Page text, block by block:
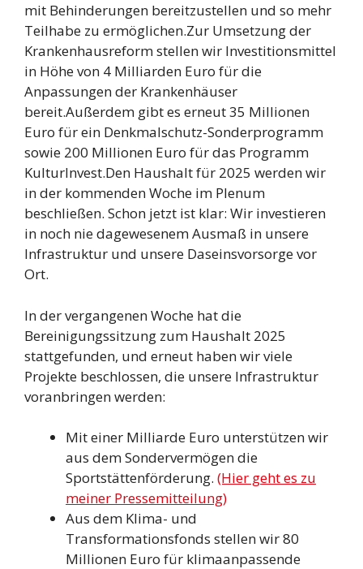
mit Behinderungen bereitzustellen und so mehr
Teilhabe zu ermöglichen.Zur Umsetzung der
Krankenhausreform stellen wir Investitionsmittel
in Höhe von 4 Milliarden Euro für die
Anpassungen der Krankenhäuser
bereit.Außerdem gibt es erneut 35 Millionen
Euro für ein Denkmalschutz-Sonderprogramm
sowie 200 Millionen Euro für das Programm
KulturInvest.Den Haushalt für 2025 werden wir
in der kommenden Woche im Plenum
beschließen. Schon jetzt ist klar: Wir investieren
in noch nie dagewesenem Ausmaß in unsere
Infrastruktur und unsere Daseinsvorsorge vor
Ort.
In der vergangenen Woche hat die
Bereinigungssitzung zum Haushalt 2025
stattgefunden, und erneut haben wir viele
Projekte beschlossen, die unsere Infrastruktur
voranbringen werden:
Mit einer Milliarde Euro unterstützen wir
aus dem Sondervermögen die
Sportstättenförderung. (Hier geht es zu
meiner Pressemitteilung)
Aus dem Klima- und
Transformationsfonds stellen wir 80
Millionen Euro für klimaanpassende